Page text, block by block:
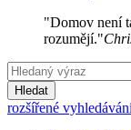
"Domov není
rozumějí."
Hledat
rozšířené